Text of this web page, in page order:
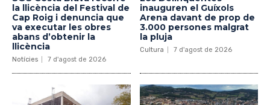
la llicència del Festival de
Cap Roig i denuncia que
va executar les obres
abans d’obtenir la
llicència
Notícies 7 d'agost de 2026
inauguren el Guíxols
Arena davant de prop de
3.000 persones malgrat
la pluja
Cultura 7 d'agost de 2026